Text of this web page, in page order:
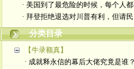
· 美国到了最危险的时候，每个人都
· 拜登拒绝退选对川普有利，但请民
分类目录
【牛录额真】
· 成就释永信的幕后大佬究竟是谁？